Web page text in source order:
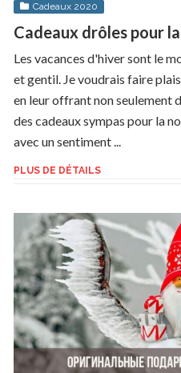
Cadeaux 2020
Cadeaux drôles pour
Les vacances d'hiver sont le
et gentil. Je voudrais faire
en leur offrant non seulement
des cadeaux sympas pour la
avec un sentiment ...
PLUS DE DÉTAILS